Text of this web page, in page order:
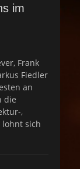
im
Frank
Fiedler
an
die
,
lohnt sich